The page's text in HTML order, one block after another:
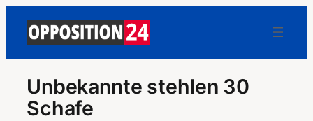
Unbekannte stehlen 30
Schafe